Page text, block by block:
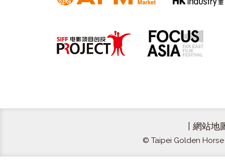
網站地
© Taipei Golden